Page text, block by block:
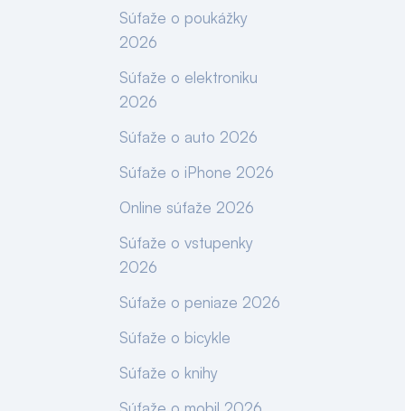
Súťaže o poukážky
2026
Súťaže o elektroniku
2026
Súťaže o auto 2026
Súťaže o iPhone 2026
Online súťaže 2026
Súťaže o vstupenky
2026
Súťaže o peniaze 2026
Súťaže o bicykle
Súťaže o knihy